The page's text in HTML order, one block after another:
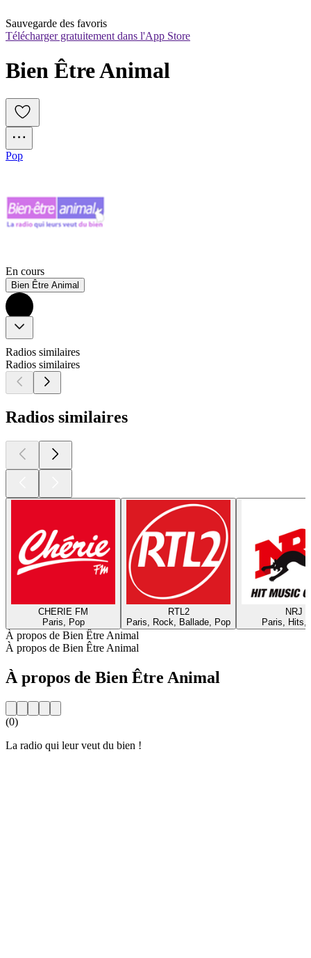
Sauvegarde des favoris
Télécharger gratuitement dans l'App Store
Bien Être Animal
Pop
En cours
Bien Être Animal
Radios similaires
Radios similaires
Radios similaires
CHERIE FM
Paris, Pop
RTL2
Paris, Rock, Ballade, Pop
NRJ
Paris, Hits,
À propos de Bien Être Animal
À propos de Bien Être Animal
À propos de Bien Être Animal
(0)
La radio qui leur veut du bien !